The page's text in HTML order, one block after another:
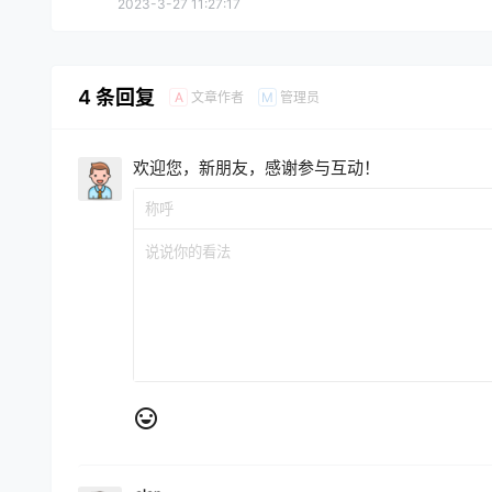
2023-3-27 11:27:17
4 条回复 A 文章作者 M 管理员
欢迎您，新朋友，感谢参与互动！